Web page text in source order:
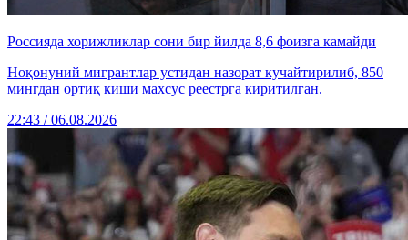
Россияда хорижликлар сони бир йилда 8,6 фоизга камайди
Ноқонуний мигрантлар устидан назорат кучайтирилиб, 850
мингдан ортиқ киши махсус реестрга киритилган.
22:43 / 06.08.2026